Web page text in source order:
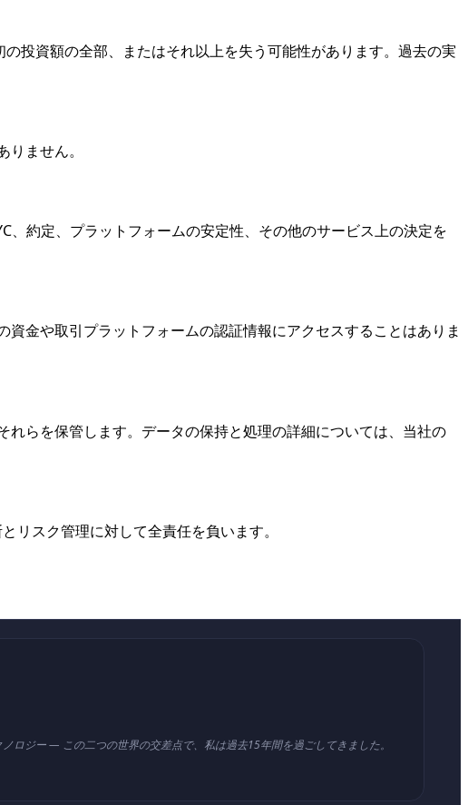
投資額の全部、またはそれ以上を失う可能性があります。過去の実
ません。
約定、プラットフォームの安定性、その他のサービス上の決定を
金や取引プラットフォームの認証情報にアクセスすることはありま
らを保管します。データの保持と処理の詳細については、当社の
リスク管理に対して全責任を負います。
ロジー — この二つの世界の交差点で、私は過去15年間を過ごしてきました。